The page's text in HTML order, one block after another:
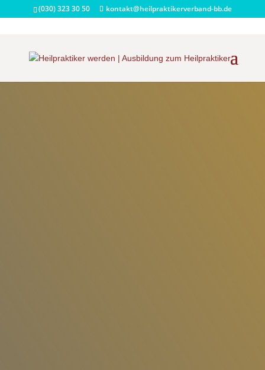
(030) 323 30 50 kontakt@heilpraktikerverband-bb.de